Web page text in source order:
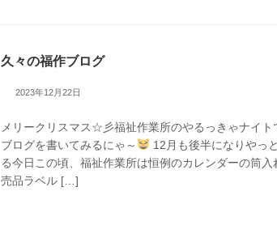
久々の福作ブログ
2023年12月22日
メリークリスマス☆彡福祉作業所のやるっきゃナイト
ブログを書いてみるにゃ～
12月も後半になりやっ
る今日この頃、福祉作業所は恒例のカレンダーの筒
売品ラベル […]